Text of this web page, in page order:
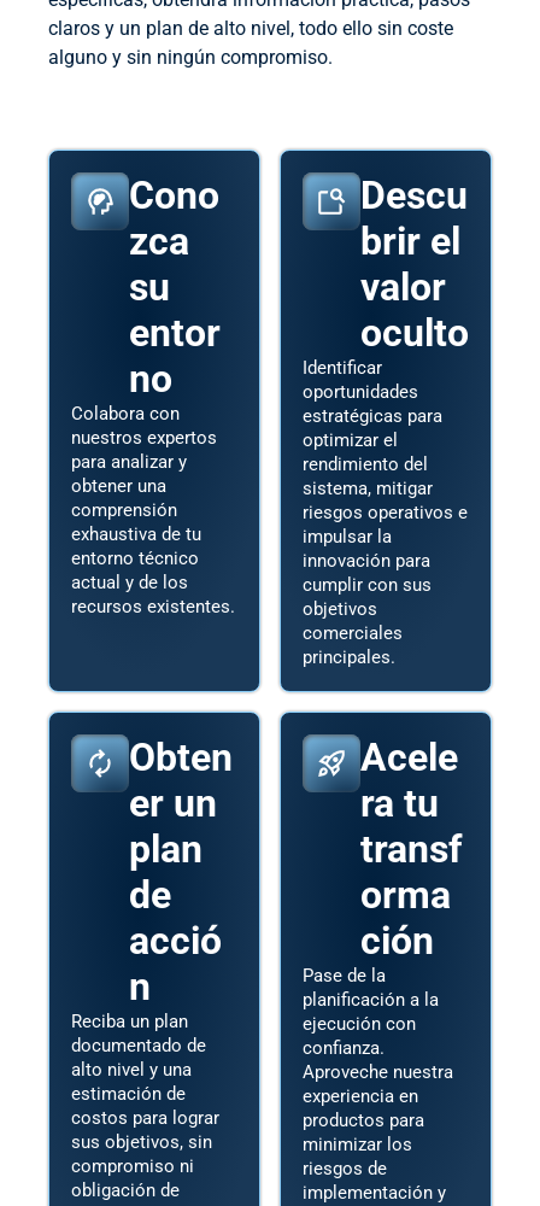
claros y un plan de alto nivel, todo ello sin coste
alguno y sin ningún compromiso.
Cono
zca
su
entor
no
Colabora con
nuestros expertos
para analizar y
obtener una
comprensión
exhaustiva de tu
entorno técnico
actual y de los
recursos existentes.
Descu
brir el
valor
oculto
Identificar
oportunidades
estratégicas para
optimizar el
rendimiento del
sistema, mitigar
riesgos operativos e
impulsar la
innovación para
cumplir con sus
objetivos
comerciales
principales.
Obten
er un
plan
de
acció
n
Reciba un plan
documentado de
alto nivel y una
estimación de
costos para lograr
sus objetivos, sin
compromiso ni
obligación de
Acele
ra tu
transf
orma
ción
Pase de la
planificación a la
ejecución con
confianza.
Aproveche nuestra
experiencia en
productos para
minimizar los
riesgos de
implementación y